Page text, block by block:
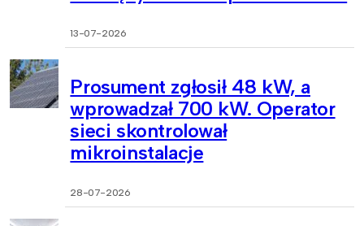
13-07-2026
Prosument zgłosił 48 kW, a
wprowadzał 700 kW. Operator
sieci skontrolował
mikroinstalacje
28-07-2026